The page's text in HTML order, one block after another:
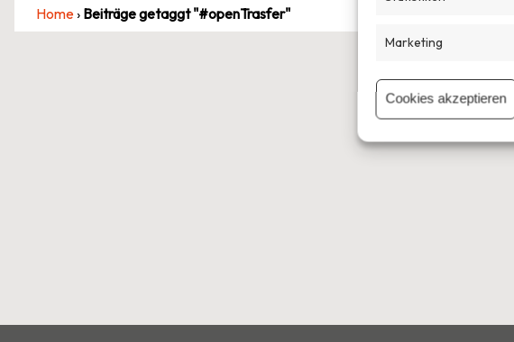
Marketing
Cookies akzeptieren
Home› Beiträge getaggt "#openTrasfer"